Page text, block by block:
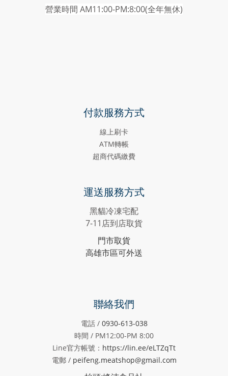
營業時間 AM11:00-PM:8:00(全年無休)
付款服務方式
線上刷卡
ATM轉帳
超商代碼繳費
運送服務方式
黑貓冷凍宅配
7-11店到店取貨
門市取貨
高雄市區可外送
聯絡我們
電話 / 0930-613-038
時間 / PM12:00-PM 8:00
Line官方帳號： https://lin.ee/eLTZqTt
電郵 / peifeng.meatshop@gmail.com